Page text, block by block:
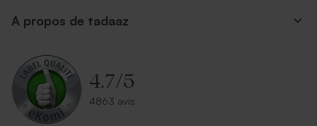
A propos de tadaaz
4.7/5
4863 avis